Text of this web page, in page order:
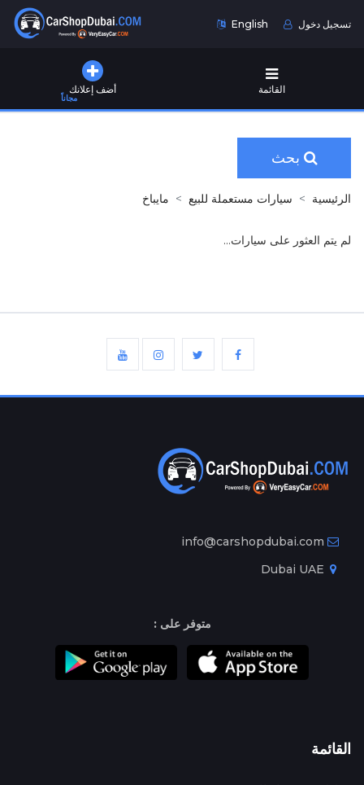
English تسجيل دخول
أضف إعلانك
مجاناً
القائمة
بحث
الرئيسية سيارات مستعملة للبيع مايباخ
لم يتم العثور على سيارات...
info@carshopdubai.com
متوفر على :
القائمة